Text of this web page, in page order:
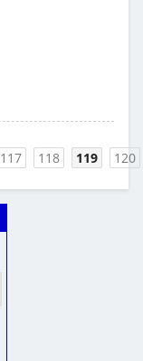
117 118 119 120